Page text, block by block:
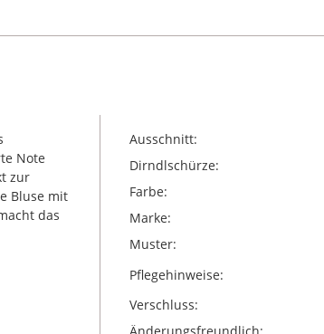
Note
zur
Bluse mit
das
Ausschnitt:
Dirndlschürze:
Farbe:
Marke:
Muster:
Pflegehinweise:
Verschluss: